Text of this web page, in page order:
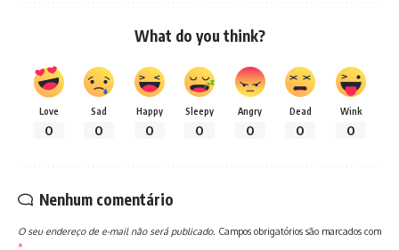
What do you think?
Love
0
Sad
0
Happy
0
Sleepy
0
Angry
0
Dead
0
Wink
0
Nenhum comentário
O seu endereço de e-mail não será publicado. Campos obrigatórios são marcados com
*